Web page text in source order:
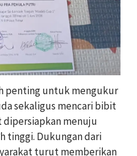
penting untuk mengukur
sekaligus mencari bibit
dipersiapkan menuju
tinggi. Dukungan dari
turut memberikan